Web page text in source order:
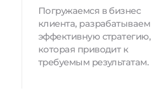
Погружаемся в бизнес
клиента, разрабатываем
эффективную стратегию,
которая приводит к
требуемым результатам.